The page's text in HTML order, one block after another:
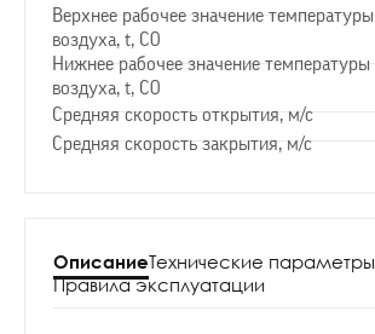
Верхнее рабочее значение температуры
воздуха, t, С0
Нижнее рабочее значение температуры
воздуха, t, С0
Средняя скорость открытия, м/с
Средняя скорость закрытия, м/с
ОписаниеТехнические параметры
Правила эксплуатации